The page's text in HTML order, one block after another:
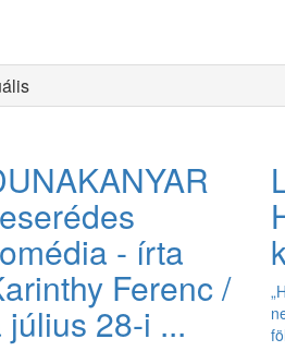
TÁMOGATÓK ELÉRHETŐSÉGEK
- írta
Ferenc /
július 28-i ...